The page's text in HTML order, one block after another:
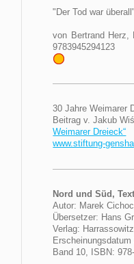
"Der Tod war
von Bertrand Herz,
9783945294123
30 Jahre Weimarer
Beitrag v. Jakub
Weimarer Dreieck“
www.stiftung-
Nord und Süd,
Autor: Marek
Übersetzer: Hans
Verlag: Harrassowitz
Erscheinungsdatum
Band 10, ISBN: